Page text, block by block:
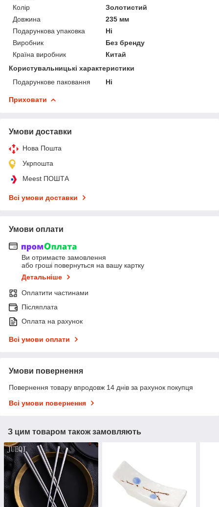
Колір
Золотистий
Довжина
235 мм
Подарункова упаковка
Ні
Виробник
Без бренду
Країна виробник
Китай
Користувальницькі характеристики
Подарункове паковання
Ні
Приховати
Умови доставки
Нова Пошта
Укрпошта
Meest ПОШТА
Всі умови доставки
Умови оплати
Ви отримаєте замовлення
або гроші повернуться на вашу картку
Детальніше
Оплатити частинами
Післяплата
Оплата на рахунок
Всі умови оплати
Умови повернення
Повернення товару впродовж 14 днів за рахунок покупця
Всі умови повернення
З цим товаром також замовляють